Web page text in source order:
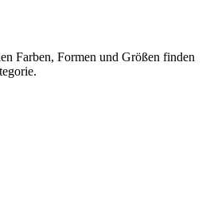
Farben, Formen und Größen finden